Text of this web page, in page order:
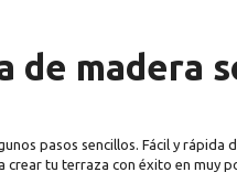
de madera
pasos sencillos. Fácil y rápida
crear tu terraza con éxito en muy